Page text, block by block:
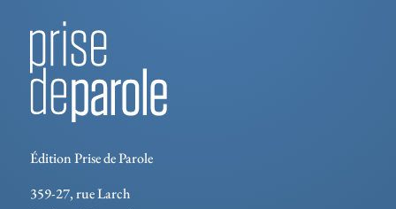
Édition Prise de Parole
359-27, rue Larch